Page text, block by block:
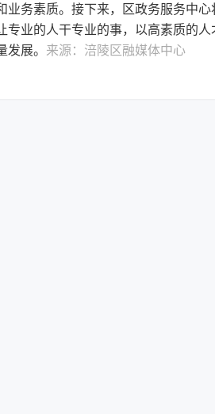
务素质。接下来，区政务服务中心
业的人干专业的事，以高素质的
展。
来源：涪陵区融媒体中心